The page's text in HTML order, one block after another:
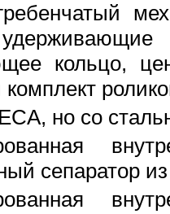
кольцо,
но со
сепаратор